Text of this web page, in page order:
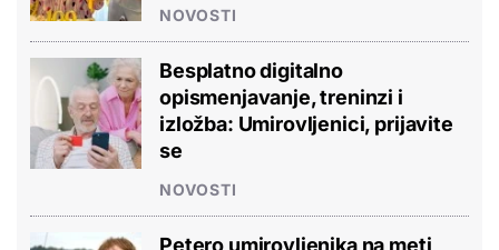
NOVOSTI
Besplatno digitalno
opismenjavanje, treninzi i
izložba: Umirovljenici, prijavite
se
NOVOSTI
Petero umirovljenika na meti